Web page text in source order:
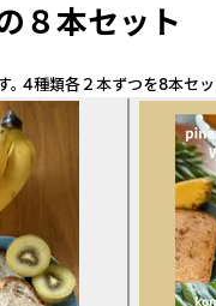
８本セット
２本ずつを8本セッ